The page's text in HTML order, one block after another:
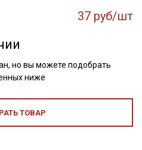
37 руб/шт
но вы можете подобрать
ниже
ТОВАР